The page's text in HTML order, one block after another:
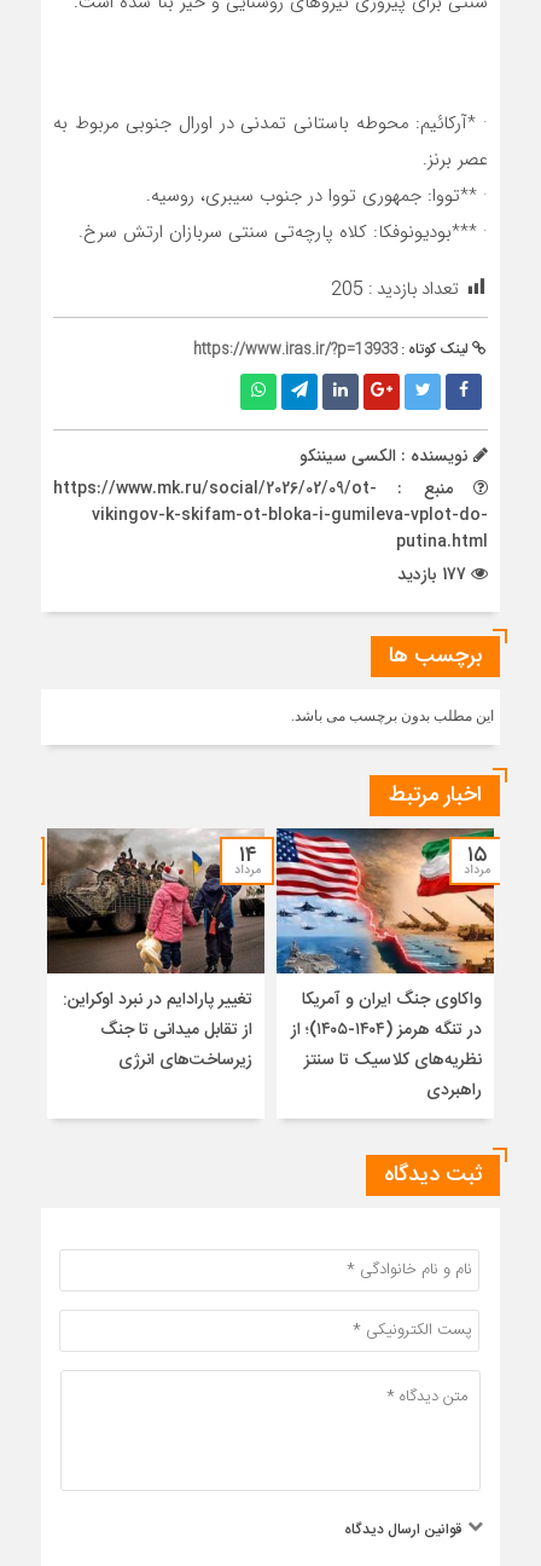
· *آرکائیم: محوطه باستانی تمدنی در اورال جنوبی مربوط به
عصر برنز.
· **تووا: جمهوری تووا در جنوب سیبری، روسیه.
· ***بودیونوفکا: کلاه پارچه‌تی سنتی سربازان ارتش سرخ.
تعداد بازدید : 205
لینک کوتاه :https://www.iras.ir/?p=13933
نویسنده : الکسی سیننکو
منبع : https://www.mk.ru/social/2026/02/09/ot-
vikingov-k-skifam-ot-bloka-i-gumileva-vplot-do-
putina.html
برچسب ها
این مطلب بدون برچسب می باشد.
اخبار مرتبط
۱۵
مرداد
واکاوی جنگ ایران و آمریکا
در تنگه هرمز (۱۴۰۴-۱۴۰۵)؛ از
نظریه‌های کلاسیک تا سنتز
راهبردی
۱۴
مرداد
تغییر پارادایم در نبرد اوکراین:
از تقابل میدانی تا جنگ
زیرساخت‌های انرژی
ثبت دیدگاه
قوانین ارسال دیدگاه